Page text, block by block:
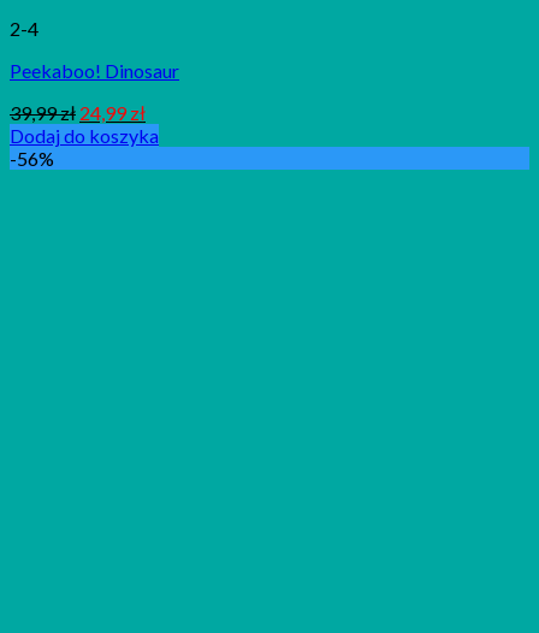
2-4
Peekaboo! Dinosaur
39,99zł 24,99zł
Dodaj do koszyka
-56%